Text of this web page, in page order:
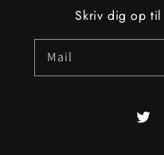
Skriv dig op
Mail